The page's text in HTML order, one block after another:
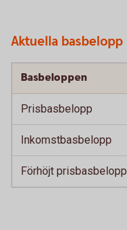
Aktuella basbelopp
Basbeloppen
Prisbasbelopp
Inkomstbasbelopp
Förhöjt prisbasbelopp